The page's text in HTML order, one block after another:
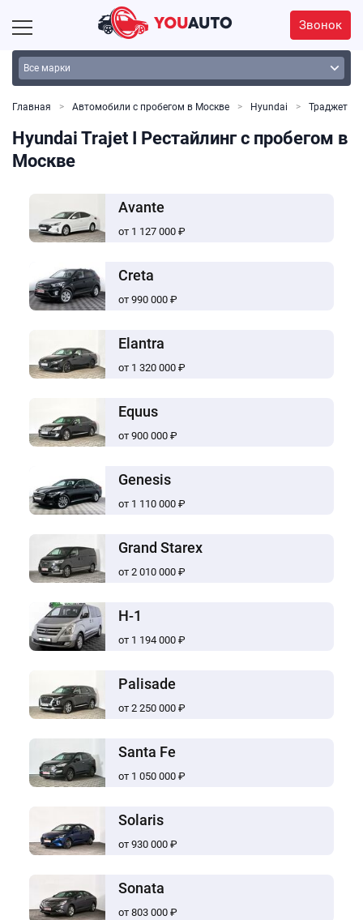
Звонок
Главная Автомобили с пробегом в Москве Hyundai Траджет
Hyundai Trajet I Рестайлинг с пробегом в
Москве
Avante
от 1 127 000 ₽
Creta
от 990 000 ₽
Elantra
от 1 320 000 ₽
Equus
от 900 000 ₽
Genesis
от 1 110 000 ₽
Grand Starex
от 2 010 000 ₽
H-1
от 1 194 000 ₽
Palisade
от 2 250 000 ₽
Santa Fe
от 1 050 000 ₽
Solaris
от 930 000 ₽
Sonata
от 803 000 ₽